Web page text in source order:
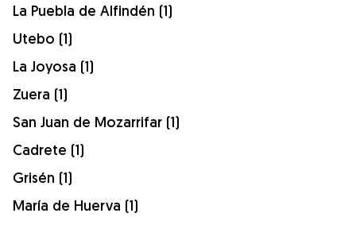
La Puebla de Alfindén (1)
Utebo (1)
La Joyosa (1)
Zuera (1)
San Juan de Mozarrifar (1)
Cadrete (1)
Grisén (1)
María de Huerva (1)